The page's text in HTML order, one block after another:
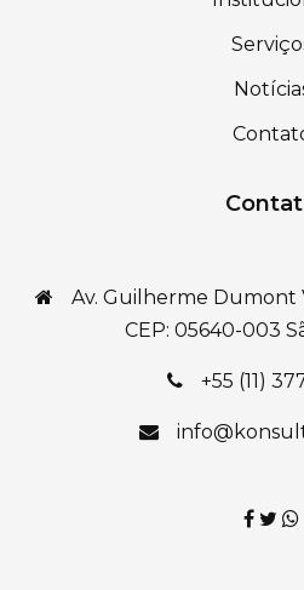
Av. Guilherme Dumont
CEP: 05640-003
+55 (11)